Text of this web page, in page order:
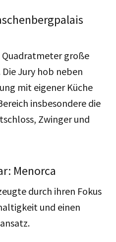
Quadratmeter große
Die Jury hob neben
mit eigener Küche
insbesondere die
Zwinger und
Menorca
durch ihren Fokus
und einen